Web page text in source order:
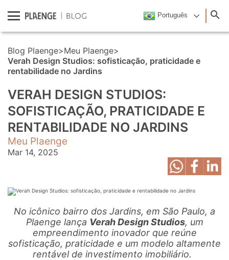
Português
Blog Plaenge>Meu Plaenge>
Verah Design Studios: sofisticação, praticidade e
rentabilidade no Jardins
VERAH DESIGN STUDIOS:
SOFISTICAÇÃO, PRATICIDADE E
RENTABILIDADE NO JARDINS
Meu Plaenge
Mar 14, 2025
No icônico bairro dos Jardins, em São Paulo, a
Plaenge lança Verah Design Studios, um
empreendimento inovador que reúne
sofisticação, praticidade e um modelo altamente
rentável de investimento imobiliário.